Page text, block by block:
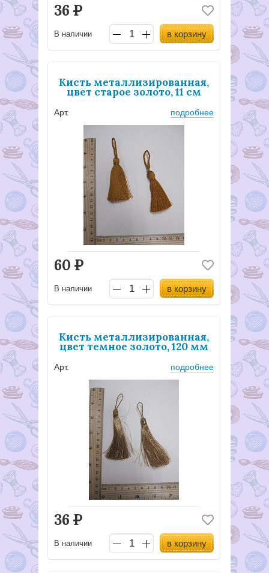
36 Р
В наличии в корзину
Кисть металлизированная,
цвет старое золото, 11 см
Арт. подробнее
60 Р
В наличии в корзину
Кисть металлизированная,
цвет темное золото, 120 мм
Арт. подробнее
36 Р
В наличии в корзину